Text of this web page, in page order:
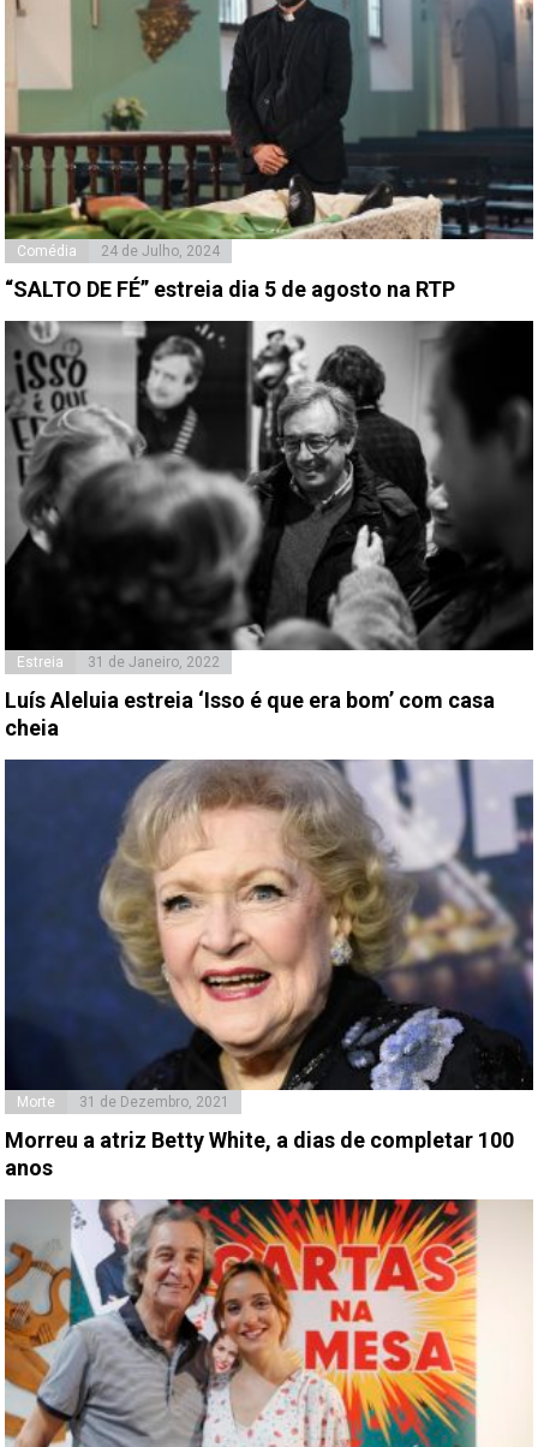
Comédia 24 de Julho, 2024
“SALTO DE FÉ” estreia dia 5 de agosto na RTP
Estreia 31 de Janeiro, 2022
Luís Aleluia estreia ‘Isso é que era bom’ com casa
cheia
Morte 31 de Dezembro, 2021
Morreu a atriz Betty White, a dias de completar 100
anos